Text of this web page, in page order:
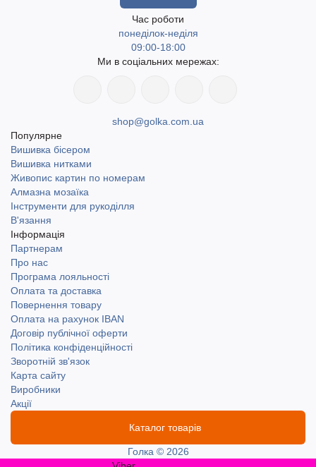
Час роботи
понеділок-неділя
09:00-18:00
Ми в соціальних мережах:
shop@golka.com.ua
Популярне
Вишивка бісером
Вишивка нитками
Живопис картин по номерам
Алмазна мозаїка
Інструменти для рукоділля
В'язання
Інформація
Партнерам
Про нас
Програма лояльності
Оплата та доставка
Повернення товару
Оплата на рахунок IBAN
Договір публічної оферти
Політика конфіденційності
Зворотній зв'язок
Карта сайту
Виробники
Акції
Каталог товарів
Голка © 2026